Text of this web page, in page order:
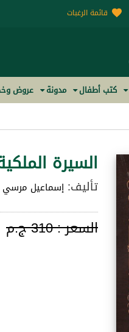
قائمة الرغبات
كتب أطفال مدونة عروض
السيرة
تأليف: إسماعيل مرسي
السعر :310 ج.م